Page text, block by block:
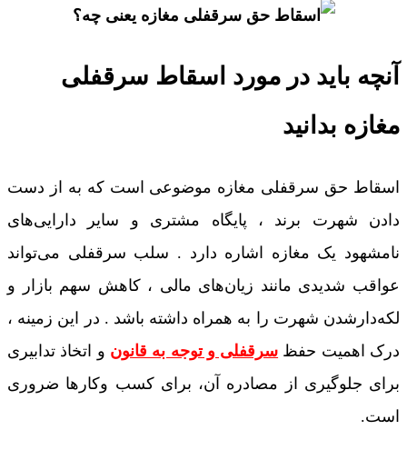
آنچه باید در مورد اسقاط سرقفلی
مغازه بدانید
اسقاط حق سرقفلی مغازه موضوعی است که به از دست
دادن شهرت برند ، پایگاه مشتری و سایر دارایی‌های
نامشهود یک مغازه اشاره دارد . سلب سرقفلی می‌تواند
عواقب شدیدی مانند زیان‌های مالی ، کاهش سهم بازار و
لکه‌دارشدن شهرت را به همراه داشته باشد . در این زمینه ،
درک اهمیت حفظ سرقفلی و توجه به قانون و اتخاذ تدابیری
برای جلوگیری از مصادره آن، برای کسب ‌وکارها ضروری
است.